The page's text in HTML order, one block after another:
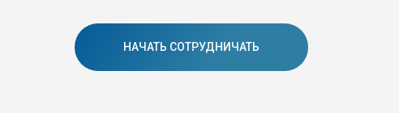
НАЧАТЬ СОТРУДНИЧАТЬ